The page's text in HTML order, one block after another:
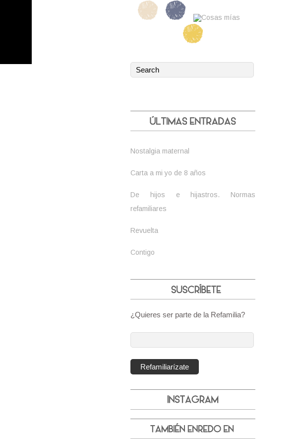
Nostalgia maternal
Carta a mi yo de 8 años
De hijos e hijastros. Normas
refamiliares
Revuelta
Contigo
¿Quieres ser parte de la Refamilia?
correo
electrónico:
Refamiliarízate